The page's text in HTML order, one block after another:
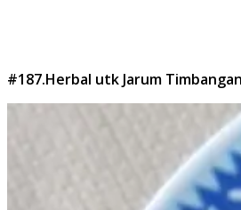
#187.Herbal utk Jarum